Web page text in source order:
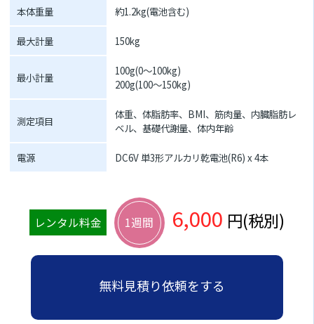
本体重量 約1.2kg(電池含む)
最大計量 150kg
最小計量
100g(0～100kg)
200g(100～150kg)
測定項目
体重、体脂肪率、BMI、筋肉量、内臓脂肪レ
ベル、基礎代謝量、体内年齢
電源 DC6V 単3形アルカリ乾電池(R6) x 4本
レンタル料金 1週間 6,000 円(税別)
無料見積り依頼をする